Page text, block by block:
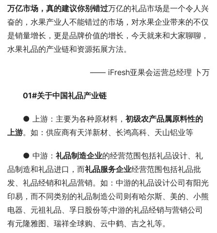
万亿市场，真的建议你别错过万亿的礼品市场是一个令人兴
奋的，水果产业人不能错过的市场，对水果企业带来的不仅
是销量增长，更是品牌价值的增长，今天就来和大家聊聊，
水果礼品的产业链和资源拓展方法。
—— iFresh亚果会运营总经理 卜万
01#关于中国礼品产业链
● 上游：主要为各种原材料， 初级农产品属原料性的
上游。如：供应商有天洋新材、长鸿高科、天山铝业等
● 中游： 礼品制造企业的经营范围包括礼品设计、礼
品制造和礼品进口，而礼品服务企业经营范围包括礼品批
发、礼品经销和礼品营销。如：中游的礼品设计公司有阳光
印易，而不同类别的礼品制造公司则有哈尔斯、美的、小熊
电器、元祖礼品、孚日股份等;中游的礼品经销与营销公司
有元隆雅图、瑞祥全球购、云中鹤、吉之礼等。